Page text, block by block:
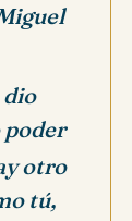
otro
tú,